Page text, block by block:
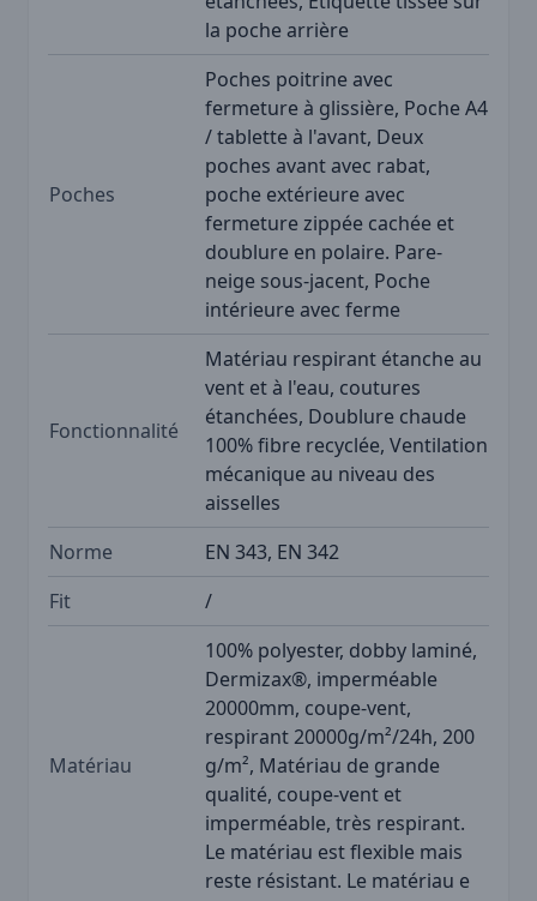
la poche arrière
Poches
Poches poitrine avec
fermeture à glissière, Poche A4
/ tablette à l'avant, Deux
poches avant avec rabat,
poche extérieure avec
fermeture zippée cachée et
doublure en polaire. Pare-
neige sous-jacent, Poche
intérieure avec ferme
Fonctionnalité
Matériau respirant étanche au
vent et à l'eau, coutures
étanchées, Doublure chaude
100% fibre recyclée, Ventilation
mécanique au niveau des
aisselles
Norme
EN 343, EN 342
Fit
/
Matériau
100% polyester, dobby laminé,
Dermizax®, imperméable
20000mm, coupe-vent,
respirant 20000g/m²/24h, 200
g/m², Matériau de grande
qualité, coupe-vent et
imperméable, très respirant.
Le matériau est flexible mais
reste résistant. Le matériau e